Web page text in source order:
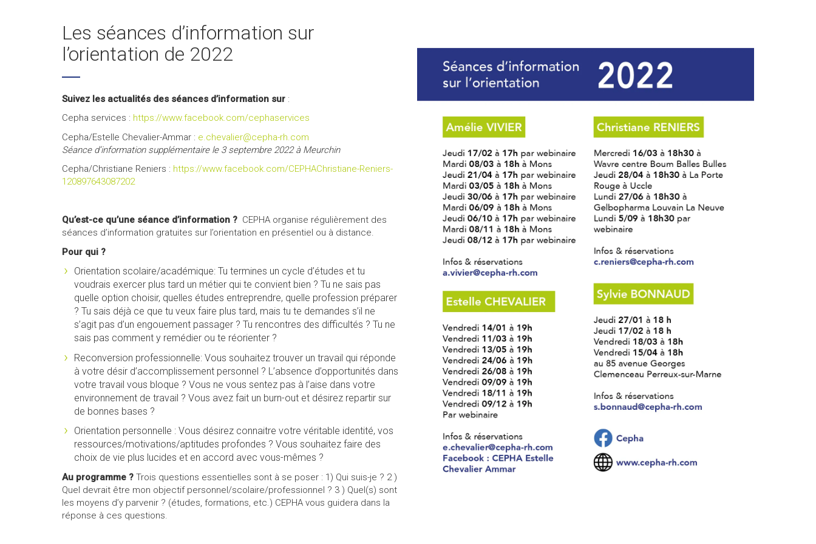
Les séances d’information sur
l’orientation de 2022
Suivez les actualités des séances d’information sur :
Cepha services : https://www.facebook.com/cephaservices
Cepha/Estelle Chevalier-Ammar : e.chevalier@cepha-rh.com
Séance d’information supplémentaire le 3 septembre 2022 à Meurchin
Cepha/Christiane Reniers : https://www.facebook.com/CEPHAChristiane-Reniers-
120897643087202
Qu’est-ce qu’une séance d’information ? CEPHA organise régulièrement des
séances d’information gratuites sur l’orientation en présentiel ou à distance.
Pour qui ?
Orientation scolaire/académique: Tu termines un cycle d’études et tu
voudrais exercer plus tard un métier qui te convient bien ? Tu ne sais pas
quelle option choisir, quelles études entreprendre, quelle profession préparer
? Tu sais déjà ce que tu veux faire plus tard, mais tu te demandes s’il ne
s’agit pas d’un engouement passager ? Tu rencontres des difficultés ? Tu ne
sais pas comment y remédier ou te réorienter ?
Reconversion professionnelle: Vous souhaitez trouver un travail qui réponde
à votre désir d’accomplissement personnel ? L’absence d’opportunités dans
votre travail vous bloque ? Vous ne vous sentez pas à l’aise dans votre
environnement de travail ? Vous avez fait un burn-out et désirez repartir sur
de bonnes bases ?
Orientation personnelle : Vous désirez connaitre votre véritable identité, vos
ressources/motivations/aptitudes profondes ? Vous souhaitez faire des
choix de vie plus lucides et en accord avec vous-mêmes ?
Au programme ? Trois questions essentielles sont à se poser : 1) Qui suis-je ? 2 )
Quel devrait être mon objectif personnel/scolaire/professionnel ? 3 ) Quel(s) sont
les moyens d’y parvenir ? (études, formations, etc.) CEPHA vous guidera dans la
réponse à ces questions.